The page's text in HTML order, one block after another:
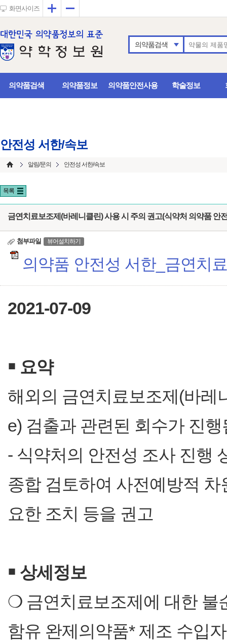
화면사이즈 확대
의약품검색
의약품검색 의약품정보 의약품안전사용 학술정보
안전성 서한/속보
알림/문의 안전성 서한/속보
목록
금연치료보조제(바레니클린) 사용 시 주의 권고(식약처 의약품 안
첨부파일 뷰어설치하기
의약품 안전성 서한_금연치
2021-07-09
￭ 요약
해외의 금연치료보조제(바레
e) 검출과 관련된 회수가 진
- 식약처의 안전성 조사 진행
종합 검토하여 사전예방적
요한 조치 등을 권고
￭ 상세정보
❍ 금연치료보조제에 대한 불
함유 완제의약품* 제조 수입